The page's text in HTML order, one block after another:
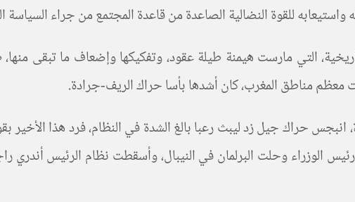
للقوة النضالية الصاعدة من قاعدة المجتمع من جراء السياسة
التي مارست هيمنة طيلة عقود، وتفكيكها وإضعاف ما تبقى
مناطق المغرب، كان أشدها بأسا حراك الريف-جرادة.
انبجس حراك جيل زد ليبث رعبا بالغ الشدة في النظام، فرد هذا
الوزراء وحلت البرلمان في النيبال، وأسقطت نظام الرئيس أندري